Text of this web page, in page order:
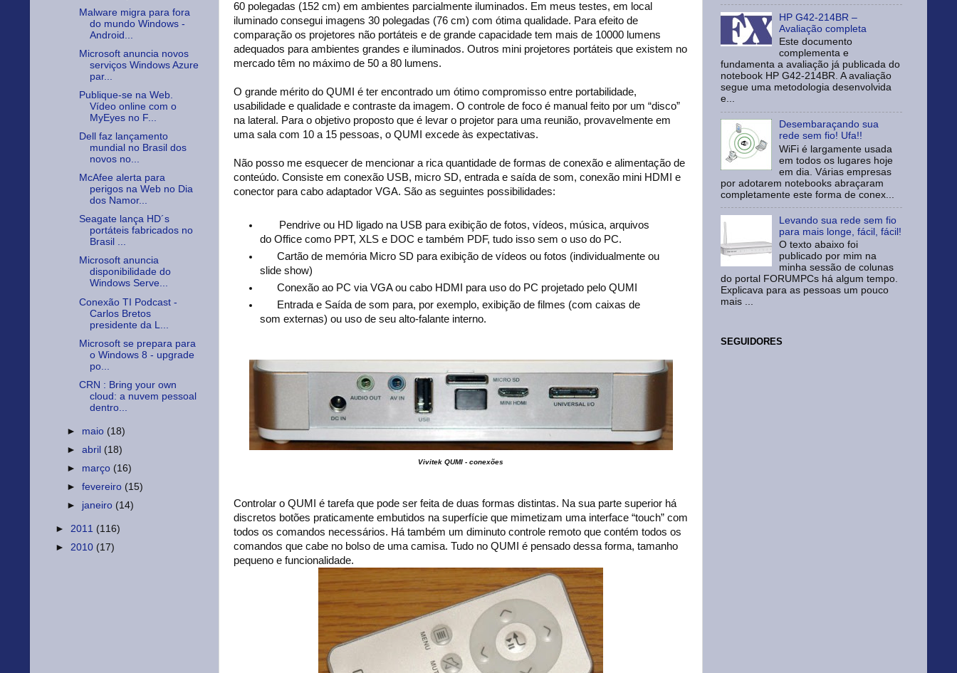
60 polegadas (152 cm) em ambientes parcialmente iluminados. Em meus testes, em local
iluminado consegui imagens 30 polegadas (76 cm) com ótima qualidade. Para efeito de
comparação os projetores não portáteis e de grande capacidade tem mais de 10000 lumens
adequados para ambientes grandes e iluminados. Outros mini projetores portáteis que existem no
mercado têm no máximo de 50 a 80 lumens.
O grande mérito do QUMI é ter encontrado um ótimo compromisso entre portabilidade,
usabilidade e qualidade e contraste da imagem. O controle de foco é manual feito por um “disco”
na lateral. Para o objetivo proposto que é levar o projetor para uma reunião, provavelmente em
uma sala com 10 a 15 pessoas, o QUMI excede às expectativas.
Não posso me esquecer de mencionar a rica quantidade de formas de conexão e alimentação de
conteúdo. Consiste em conexão USB, micro SD, entrada e saída de som, conexão mini HDMI e
conector para cabo adaptador VGA. São as seguintes possibilidades:
Pendrive ou HD ligado na USB para exibição de fotos, vídeos, música, arquivos
do Office como PPT, XLS e DOC e também PDF, tudo isso sem o uso do PC.
Cartão de memória Micro SD para exibição de vídeos ou fotos (individualmente ou
slide show)
Conexão ao PC via VGA ou cabo HDMI para uso do PC projetado pelo QUMI
Entrada e Saída de som para, por exemplo, exibição de filmes (com caixas de
som externas) ou uso de seu alto-falante interno.
Vivitek QUMI - conexões
Controlar o QUMI é tarefa que pode ser feita de duas formas distintas. Na sua parte superior há
discretos botões praticamente embutidos na superfície que mimetizam uma interface “touch” com
todos os comandos necessários. Há também um diminuto controle remoto que contém todos os
comandos que cabe no bolso de uma camisa. Tudo no QUMI é pensado dessa forma, tamanho
pequeno e funcionalidade.
Malware migra para fora
do mundo Windows -
Android...
Microsoft anuncia novos
serviços Windows Azure
par...
Publique-se na Web.
Vídeo online com o
MyEyes no F...
Dell faz lançamento
mundial no Brasil dos
novos no...
McAfee alerta para
perigos na Web no Dia
dos Namor...
Seagate lança HD´s
portáteis fabricados no
Brasil ...
Microsoft anuncia
disponibilidade do
Windows Serve...
Conexão TI Podcast -
Carlos Bretos
presidente da L...
Microsoft se prepara para
o Windows 8 - upgrade
po...
CRN : Bring your own
cloud: a nuvem pessoal
dentro...
► maio (18)
►abril (18)
► março (16)
►fevereiro (15)
► janeiro (14)
► 2011 (116)
► 2010 (17)
HP G42-214BR –
Avaliação completa
Este documento
complementa e
fundamenta a avaliação já publicada do
notebook HP G42-214BR. A avaliação
segue uma metodologia desenvolvida
e...
Desembaraçando sua
rede sem fio! Ufa!!
WiFi é largamente usada
em todos os lugares hoje
em dia. Várias empresas
por adotarem notebooks abraçaram
completamente este forma de conex...
Levando sua rede sem fio
para mais longe, fácil, fácil!
O texto abaixo foi
publicado por mim na
minha sessão de colunas
do portal FORUMPCs há algum tempo.
Explicava para as pessoas um pouco
mais ...
SEGUIDORES